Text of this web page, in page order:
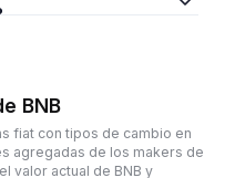
BNB
fiat con tipos de cambio en
agregadas de los makers de
valor actual de BNB y